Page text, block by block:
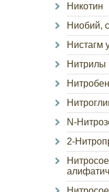
Никотин
Ниобий,
Нистагм
Нитрилы
N-
2-